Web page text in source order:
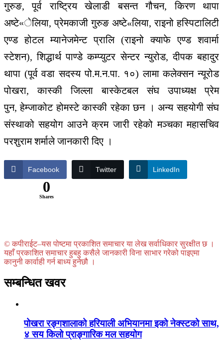
गुरुङ, पूर्व राष्ट्रिय खेलाडी बसन्त गौचन, किरण थापा
अष्टे«ेलिया, प्रेमकाजी गुरुङ अष्टे«लिया, राइनो हस्पिटालिटी
एण्ड होटल म्यानेजमेन्ट प्रालि (राइनो क्याफे एण्ड शवार्मा
स्टेशन), शिद्धार्थ पाण्डे कम्प्युटर सेन्टर न्युरोड, दीपक बहादुर
थापा (पूर्व वडा सदस्य पो.म.न.पा. १०) लामा कलेक्सन न्यूरोड
पोखरा, कास्की जिल्ला बास्केटबल संघ उपाध्यक्ष प्रेम
पुन, हेम्जाकोट होमस्टे कास्की रहेका छन । अन्य सहयोगी संघ
संस्थाको सहयोग आउने क्रम जारी रहेको मञ्चका महासचिव
परशुराम शर्माले जानकारी दिए ।
Facebook Twitter LinkedIn
0
Shares
© कपीराईट–यस पोष्टमा प्रकाशित समाचार या लेख सर्वाधिकार सुरक्षीत छ ।
यहाँ प्रकाशित समाचार हुबहु कसैले जानकारी विना साभार गरेको पाइएमा
कानुनी कार्वाही गर्न बाध्य हुनेछौ ।
सम्बन्धित खवर
पोखरा रङ्गशालाको हरियाली अभियानमा इको नेक्स्टको साथ,
४ सय किलो प्राङ्गारिक मल सहयोग